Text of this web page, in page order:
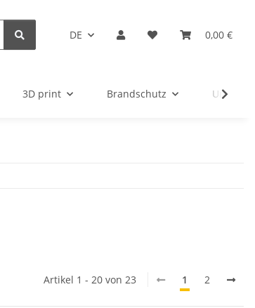
DE 0,00 €
3D print Brandschutz
Artikel 1 - 20 von 23 1 2